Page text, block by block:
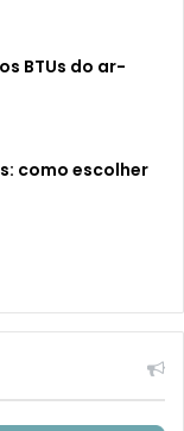
BTUs do ar-
como escolher